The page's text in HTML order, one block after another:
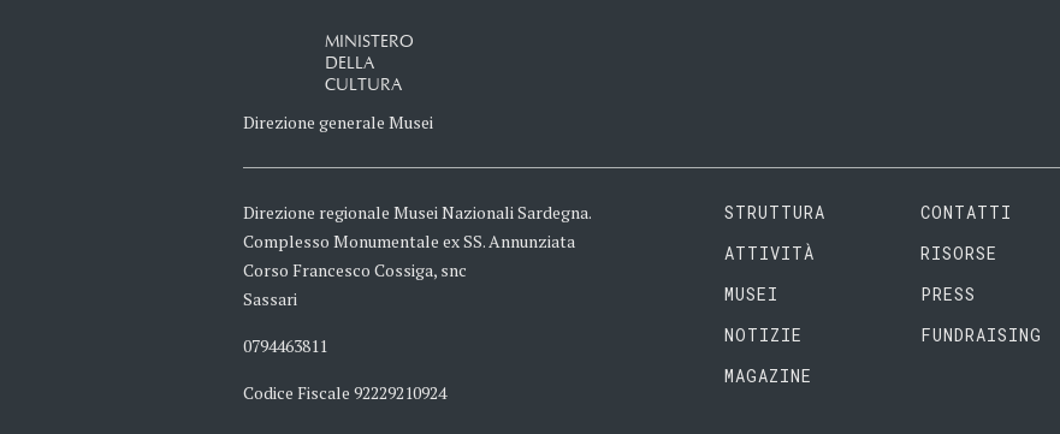
MINISTERO
DELLA
CULTURA
Direzione generale Musei
Direzione regionale Musei Nazionali Sardegna.
Complesso Monumentale ex SS. Annunziata
Corso Francesco Cossiga, snc
Sassari
0794463811
Codice Fiscale 92229210924
STRUTTURA
ATTIVITÀ
MUSEI
NOTIZIE
MAGAZINE
CONTATTI
RISORSE
PRESS
FUNDRAISING